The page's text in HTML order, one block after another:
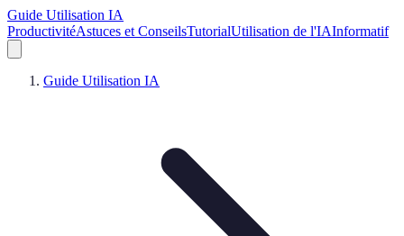
Guide Utilisation IA
ProductivitéAstuces et ConseilsTutorialUtilisation de l'IAInformatif
Guide Utilisation IA